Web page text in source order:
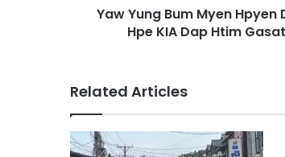
H
p
y
e
Yaw Yung Bum Myen Hpyen
Hpe KIA Dap Htim
Related Articles